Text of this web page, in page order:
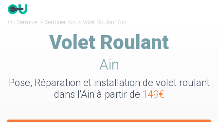
Ou Serrurier > Serrurier Ain > Volet Roulant Ain
Volet Roulant
Ain
Pose, Réparation et installation de volet roulant
dans l'Ain à partir de 149€